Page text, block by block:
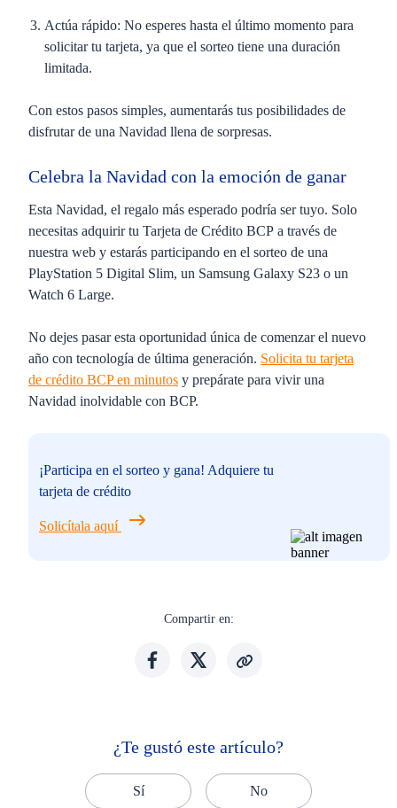
Actúa rápido: No esperes hasta el último momento para
solicitar tu tarjeta, ya que el sorteo tiene una duración
limitada.
Con estos pasos simples, aumentarás tus posibilidades de
disfrutar de una Navidad llena de sorpresas.
Celebra la Navidad con la emoción de ganar
Esta Navidad, el regalo más esperado podría ser tuyo. Solo
necesitas adquirir tu Tarjeta de Crédito BCP a través de
nuestra web y estarás participando en el sorteo de una
PlayStation 5 Digital Slim, un Samsung Galaxy S23 o un
Watch 6 Large.
No dejes pasar esta oportunidad única de comenzar el nuevo
año con tecnología de última generación. Solicita tu tarjeta
de crédito BCP en minutos y prepárate para vivir una
Navidad inolvidable con BCP.
¡Participa en el sorteo y gana! Adquiere tu
tarjeta de crédito
Solicítala aquí
Compartir en:
¿Te gustó este artículo?
Sí No